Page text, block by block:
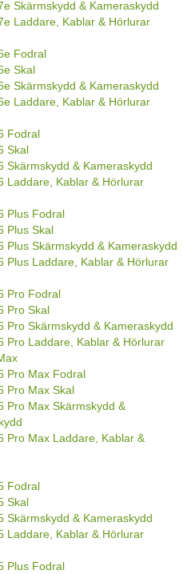
Skärmskydd & Kameraskydd
Laddare, Kablar & Hörlurar
Fodral
Skal
Skärmskydd & Kameraskydd
Laddare, Kablar & Hörlurar
Fodral
Skal
Skärmskydd & Kameraskydd
Laddare, Kablar & Hörlurar
Plus Fodral
Plus Skal
Plus Skärmskydd & Kameraskydd
Plus Laddare, Kablar & Hörlurar
Pro Fodral
Pro Skal
Pro Skärmskydd & Kameraskydd
Pro Laddare, Kablar & Hörlurar
Pro Max Fodral
Pro Max Skal
Pro Max Skärmskydd &
Pro Max Laddare, Kablar &
Fodral
Skal
Skärmskydd & Kameraskydd
Laddare, Kablar & Hörlurar
Plus Fodral